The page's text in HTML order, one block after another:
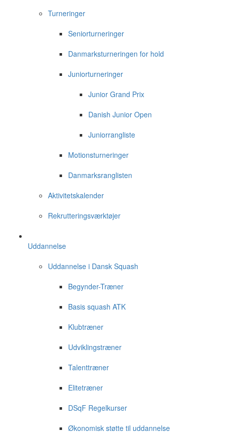
Turneringer
Seniorturneringer
Danmarksturneringen for hold
Juniorturneringer
Junior Grand Prix
Danish Junior Open
Juniorrangliste
Motionsturneringer
Danmarksranglisten
Aktivitetskalender
Rekrutteringsværktøjer
Uddannelse
Uddannelse i Dansk Squash
Begynder-Træner
Basis squash ATK
Klubtræner
Udviklingstræner
Talenttræner
Elitetræner
DSqF Regelkurser
Økonomisk støtte til uddannelse